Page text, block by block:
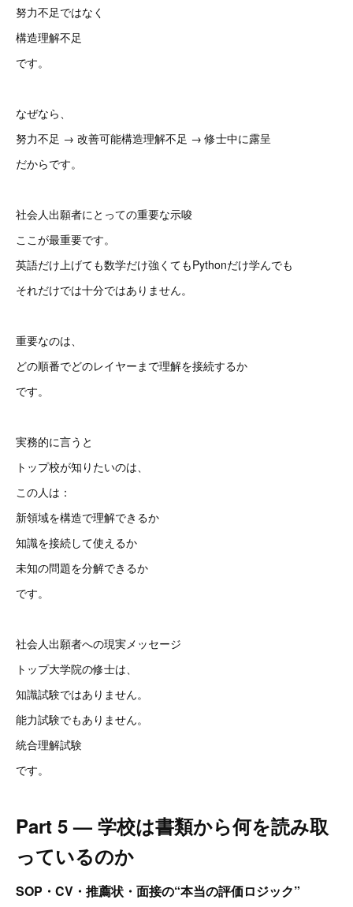
努力不足ではなく
構造理解不足
です。
なぜなら、
努力不足 → 改善可能構造理解不足 → 修士中に露呈
だからです。
社会人出願者にとっての重要な示唆
ここが最重要です。
英語だけ上げても数学だけ強くてもPythonだけ学んでも
それだけでは十分ではありません。
重要なのは、
どの順番でどのレイヤーまで理解を接続するか
です。
実務的に言うと
トップ校が知りたいのは、
この人は：
新領域を構造で理解できるか
知識を接続して使えるか
未知の問題を分解できるか
です。
社会人出願者への現実メッセージ
トップ大学院の修士は、
知識試験ではありません。
能力試験でもありません。
統合理解試験
です。
Part 5 — 学校は書類から何を読み取
っているのか
SOP・CV・推薦状・面接の“本当の評価ロジック”